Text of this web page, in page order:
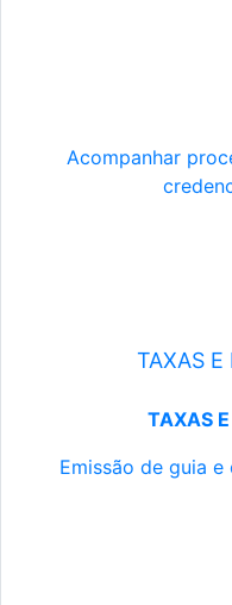
Acompanhar
TAXAS E
TAXAS
Emissão de guia